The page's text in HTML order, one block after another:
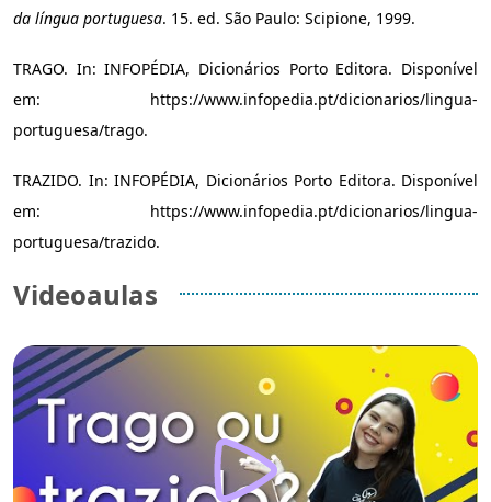
da língua portuguesa. 15. ed. São Paulo: Scipione, 1999.
TRAGO. In: INFOPÉDIA, Dicionários Porto Editora. Disponível
em: https://www.infopedia.pt/dicionarios/lingua-
portuguesa/trago.
TRAZIDO. In: INFOPÉDIA, Dicionários Porto Editora. Disponível
em: https://www.infopedia.pt/dicionarios/lingua-
portuguesa/trazido.
Videoaulas